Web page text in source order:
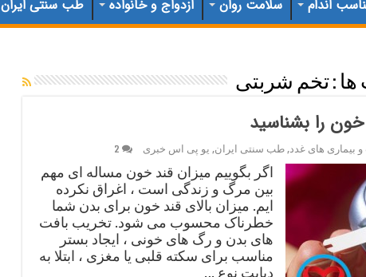
اندام سلامت روان ازدواج و خانواده طب سنتی ایران
:تخم شربتی
را بشناسید
و بیماری های غدد,طب سنتی ایران, یو پی اس خبری 2
اگر بگوییم میزان قند خون مساله ای مهم
بین مرگ و زندگی است ، اغراق نکرده
ایم. میزان بالای قند خون برای بدن شما
خطرناک محسوب می شود. تخریب بافت
های بدن و رگ های خونی ، ایجاد بستر
مناسب برای سکته قلبی یا مغزی ، ابتلا به
دیابت نوع …